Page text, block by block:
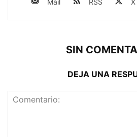
Mail RSS X
SIN
DEJA UNA